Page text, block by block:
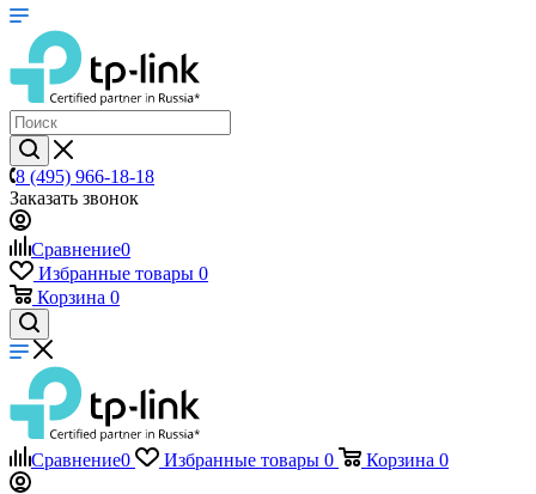
8 (495) 966-18-18
Заказать звонок
Сравнение0
Избранные товары 0
Корзина 0
Сравнение0 Избранные товары 0 Корзина 0